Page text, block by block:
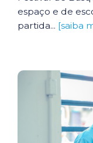
espaço e de
partida... [saiba